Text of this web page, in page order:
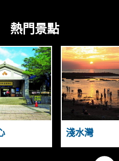
N R T H
C
O
A
T
A
N
D
N
N
N
S
A
熱門景點
淺水灣